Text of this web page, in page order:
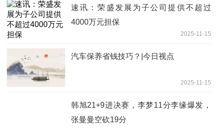
速讯：荣盛发展为子公司提供不超过
4000万元担保
2025-11-15
汽车保养省钱技巧？|今日视点
2025-11-15
韩旭21+9进决赛，李梦11分李缘爆发，
张曼曼空砍19分